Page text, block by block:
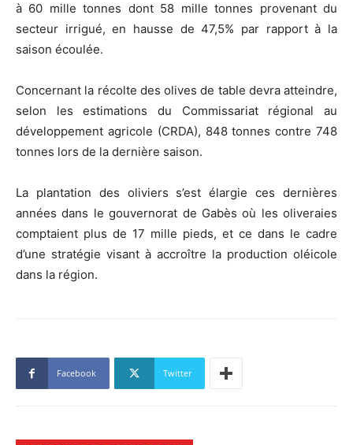
à 60 mille tonnes dont 58 mille tonnes provenant du
secteur irrigué, en hausse de 47,5% par rapport à la
saison écoulée.
Concernant la récolte des olives de table devra atteindre,
selon les estimations du Commissariat régional au
développement agricole (CRDA), 848 tonnes contre 748
tonnes lors de la dernière saison.
La plantation des oliviers s’est élargie ces dernières
années dans le gouvernorat de Gabès où les oliveraies
comptaient plus de 17 mille pieds, et ce dans le cadre
d’une stratégie visant à accroître la production oléicole
dans la région.
Facebook Twitter